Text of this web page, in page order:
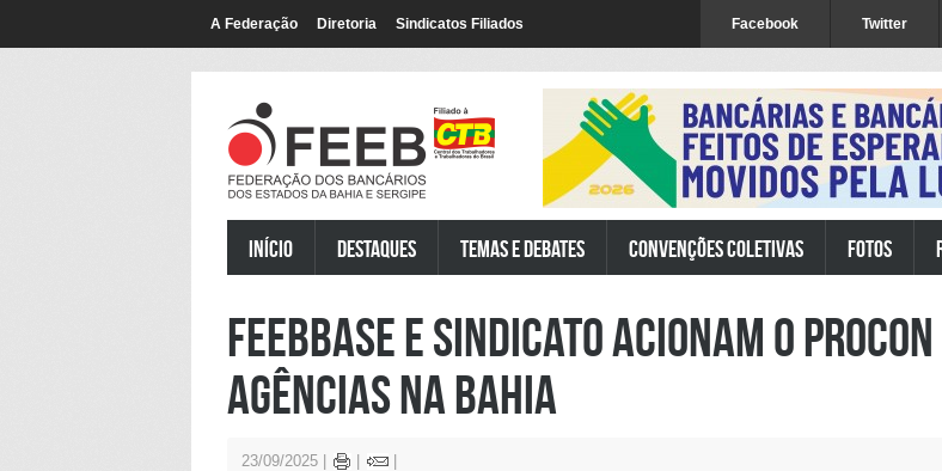
Início Destaques Temas e Debates Convenções Coletivas Fotos
Feebbase e sindicato acionam o
agências na Bahia
23/09/2025
A Federação Diretoria Sindicatos Filiados Facebook Twitter